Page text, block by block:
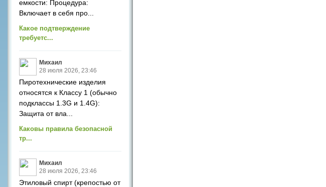
емкости: Процедура:
Включает в себя про...
Какое подтверждение
требуетс...
Михаил
28 июля 2026, 23:46
Пиротехнические изделия
относятся к Классу 1 (обычно
подклассы 1.3G и 1.4G):
Защита от вла...
Каковы правила безопасной
тр...
Михаил
28 июля 2026, 23:46
Этиловый спирт (крепостью от